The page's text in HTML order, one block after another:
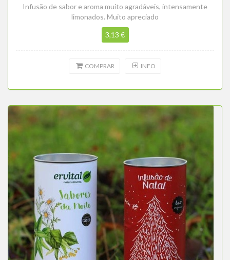
Infusão de sabor e aroma muito agradáveis, intensamente
limonados. Muito apreciado
3,13 €
COMPRAR INFO